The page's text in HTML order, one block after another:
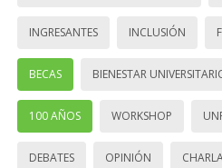
INGRESANTES INCLUSIÓN
BECAS BIENESTAR
100 AÑOS WORKSHOP
DEBATES OPINIÓN